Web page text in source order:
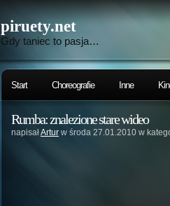
piruety.net
Gdy taniec to pasja…
Start Choreografie Inne
Rumba: znalezione stare wideo
napisałArtur w środa 27.01.2010 w